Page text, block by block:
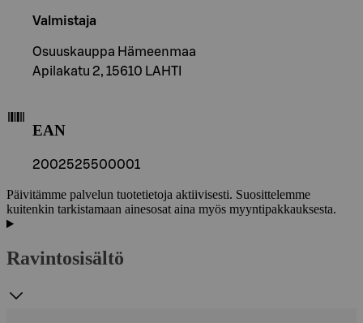
Valmistaja
Osuuskauppa Hämeenmaa
Apilakatu 2, 15610 LAHTI
EAN
2002525500001
Päivitämme palvelun tuotetietoja aktiivisesti. Suosittelemme
kuitenkin tarkistamaan ainesosat aina myös myyntipakkauksesta.
Ravintosisältö